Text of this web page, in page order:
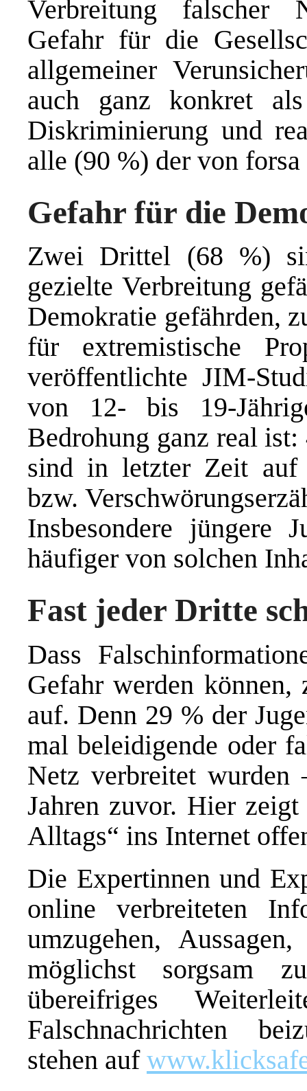
Verbreitung falscher
Gefahr für die
allgemeiner
auch ganz konkret
Diskriminierung und
alle (90 %) der von
Gefahr für die
Zwei Drittel (68 %)
gezielte Verbreitung
Demokratie gefährden,
für extremistische
veröffentlichte JIM-
von 12- bis 19-
Bedrohung ganz real
sind in letzter Zeit auf
bzw.
Insbesondere jüngere
häufiger von solchen
Fast jeder Dritte
Dass
Gefahr werden können,
auf. Denn 29 % der
mal beleidigende oder
Netz verbreitet
Jahren zuvor. Hier
Alltags“ ins Internet
Die Expertinnen und
online verbreiteten
umzugehen,
möglichst sorgsam
übereifriges
Falschnachrichten
stehen auf